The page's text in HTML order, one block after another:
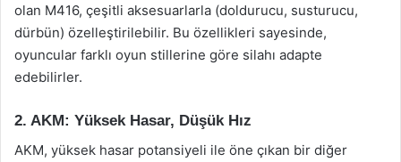
olan M416, çeşitli aksesuarlarla (doldurucu, susturucu,
dürbün) özelleştirilebilir. Bu özellikleri sayesinde,
oyuncular farklı oyun stillerine göre silahı adapte
edebilirler.
2. AKM: Yüksek Hasar, Düşük Hız
AKM, yüksek hasar potansiyeli ile öne çıkan bir diğer